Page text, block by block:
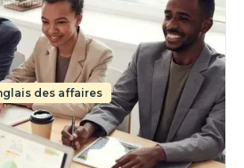
des affaires